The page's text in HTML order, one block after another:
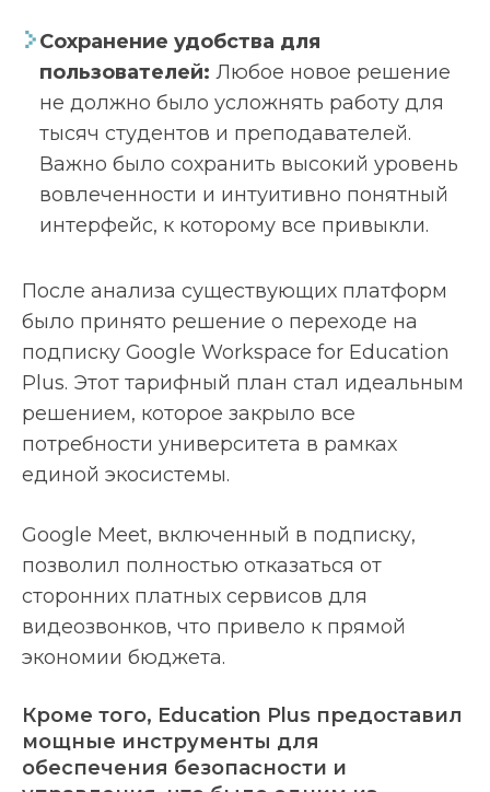
Сохранение удобства для
пользователей: Любое новое решение
не должно было усложнять работу для
тысяч студентов и преподавателей.
Важно было сохранить высокий уровень
вовлеченности и интуитивно понятный
интерфейс, к которому все привыкли.
После анализа существующих платформ
было принято решение о переходе на
подписку Google Workspace for Education
Plus. Этот тарифный план стал идеальным
решением, которое закрыло все
потребности университета в рамках
единой экосистемы.
Google Meet, включенный в подписку,
позволил полностью отказаться от
сторонних платных сервисов для
видеозвонков, что привело к прямой
экономии бюджета.
Кроме того, Education Plus предоставил
мощные инструменты для
обеспечения безопасности и